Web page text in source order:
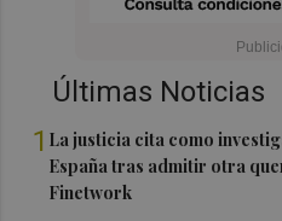
Últimas Noticias
1 La justicia cita como
España tras admitir otra
Finetwork